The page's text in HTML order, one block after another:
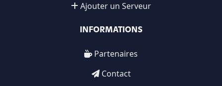
Ajouter un Serveur
INFORMATIONS
Partenaires
Contact